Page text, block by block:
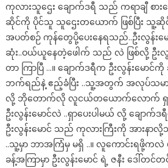
ကုလားသူဌေး ချောက်ဒရီ သည် ကရာချီ စာ
ဆိုင်ကို ပိုင်သူ သူဌေးတယောက် ဖြစ်ပြီး
အပတ်စဉ် ကုန်တွေပို့ပေးနေရသည်..ဦးလွန်းမေ
ဆုံး..ဝယ်ယူနေတဲ့ဖေါက် သည် လဲ ဖြစ်လို့ ဦးလွန်း
တာ ကြာပြီ …။ ချောက်ဒရီက ဦးလွန်းမောင်
ဘက်ရည်နဲ့ ဧည့်ခံပြီး ..သူ့အတွက် အလုပ်သမာ
လို့ ဘိုတောက်လို လူငယ်တယောက်လောက် ရှာပ
ဦးလွန်းမောင်လဲ ..ရှာပေးပါမယ် လို့ ချောက်
ဦးလွန်းမောင် သည် ကုလားကြီးကို အားနာလို့သ
..သူ့မှာ ဘာအကြံမှ မရှိ ..။ လူကောင်းရဖို့က
ခန့်အကြာမှာ ဦးလွန်းမောင် ရဲ့ ဇနီး ဒေါ်တ